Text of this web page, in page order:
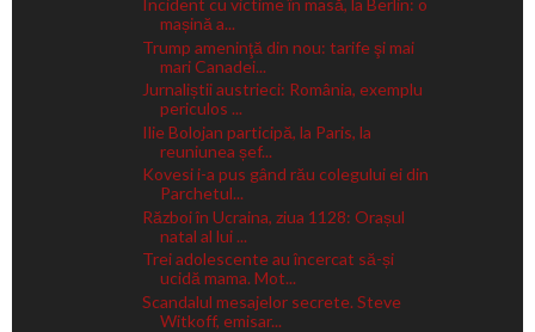
Incident cu victime în masă, la Berlin: o
mașină a...
Trump ameninţă din nou: tarife şi mai
mari Canadei...
Jurnaliștii austrieci: România, exemplu
periculos ...
Ilie Bolojan participă, la Paris, la
reuniunea șef...
Kovesi i-a pus gând rău colegului ei din
Parchetul...
Război în Ucraina, ziua 1128: Orașul
natal al lui ...
Trei adolescente au încercat să-și
ucidă mama. Mot...
Scandalul mesajelor secrete. Steve
Witkoff, emisar...